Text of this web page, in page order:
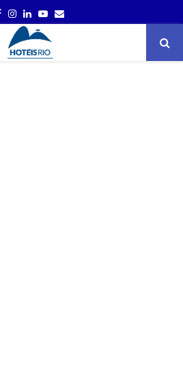
FACEBOOK
INSTAGRAM
LINKEDINYOUTUBE
EMAIL